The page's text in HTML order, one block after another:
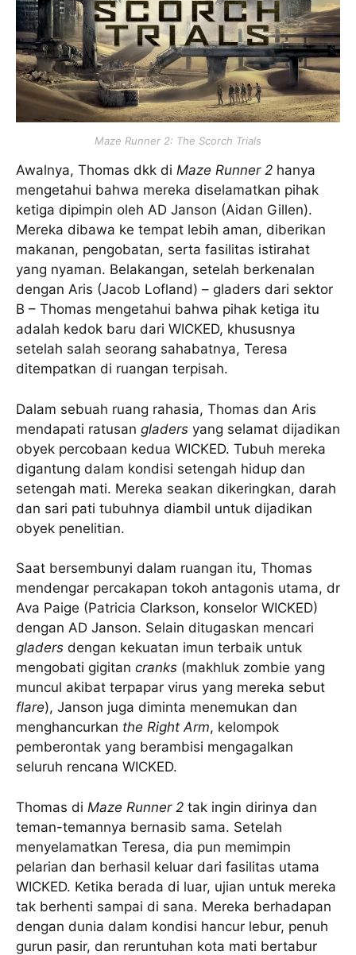
Maze Runner 2: The Scorch Trials
Awalnya, Thomas dkk di Maze Runner 2 hanya
mengetahui bahwa mereka diselamatkan pihak
ketiga dipimpin oleh AD Janson (Aidan Gillen).
Mereka dibawa ke tempat lebih aman, diberikan
makanan, pengobatan, serta fasilitas istirahat
yang nyaman. Belakangan, setelah berkenalan
dengan Aris (Jacob Lofland) – gladers dari sektor
B – Thomas mengetahui bahwa pihak ketiga itu
adalah kedok baru dari WICKED, khususnya
setelah salah seorang sahabatnya, Teresa
ditempatkan di ruangan terpisah.
Dalam sebuah ruang rahasia, Thomas dan Aris
mendapati ratusan gladers yang selamat dijadikan
obyek percobaan kedua WICKED. Tubuh mereka
digantung dalam kondisi setengah hidup dan
setengah mati. Mereka seakan dikeringkan, darah
dan sari pati tubuhnya diambil untuk dijadikan
obyek penelitian.
Saat bersembunyi dalam ruangan itu, Thomas
mendengar percakapan tokoh antagonis utama, dr
Ava Paige (Patricia Clarkson, konselor WICKED)
dengan AD Janson. Selain ditugaskan mencari
gladers dengan kekuatan imun terbaik untuk
mengobati gigitan cranks (makhluk zombie yang
muncul akibat terpapar virus yang mereka sebut
flare), Janson juga diminta menemukan dan
menghancurkan the Right Arm, kelompok
pemberontak yang berambisi mengagalkan
seluruh rencana WICKED.
Thomas di Maze Runner 2 tak ingin dirinya dan
teman-temannya bernasib sama. Setelah
menyelamatkan Teresa, dia pun memimpin
pelarian dan berhasil keluar dari fasilitas utama
WICKED. Ketika berada di luar, ujian untuk mereka
tak berhenti sampai di sana. Mereka berhadapan
dengan dunia dalam kondisi hancur lebur, penuh
gurun pasir, dan reruntuhan kota mati bertabur